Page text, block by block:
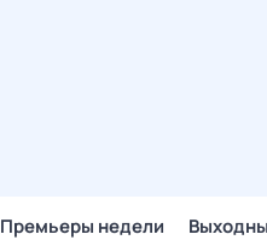
Премьеры недели